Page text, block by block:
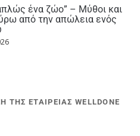
ένα ζώο” – Μύθοι και
από την απώλεια ενός
ΕΤΑΙΡΕΙΑΣ WELLDONE